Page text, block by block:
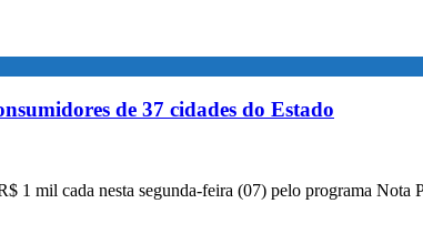
de 37 cidades do Estado
1 mil cada nesta segunda-feira (07) pelo programa